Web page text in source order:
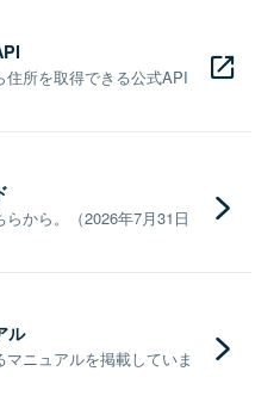
所を取得できる公式API
から。（2026年7月31日
ル
ニュアルを掲載していま